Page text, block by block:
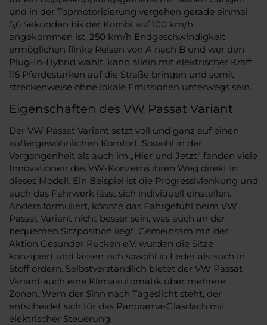
und in der Topmotorisierung vergehen gerade einmal
5,6 Sekunden bis der Kombi auf 100 km/h
angekommen ist. 250 km/h Endgeschwindigkeit
ermöglichen flinke Reisen von A nach B und wer den
Plug-In-Hybrid wählt, kann allein mit elektrischer Kraft
115 Pferdestärken auf die Straße bringen und somit
streckenweise ohne lokale Emissionen unterwegs sein.
Eigenschaften des VW Passat Variant
Der VW Passat Variant setzt voll und ganz auf einen
außergewöhnlichen Komfort. Sowohl in der
Vergangenheit als auch im „Hier und Jetzt“ fanden viele
Innovationen des VW-Konzerns ihren Weg direkt in
dieses Modell. Ein Beispiel ist die Progressivlenkung und
auch das Fahrwerk lässt sich individuell einstellen.
Anders formuliert, könnte das Fahrgefühl beim VW
Passat Variant nicht besser sein, was auch an der
bequemen Sitzposition liegt. Gemeinsam mit der
Aktion Gesunder Rücken e.V. wurden die Sitze
konzipiert und lassen sich sowohl in Leder als auch in
Stoff ordern. Selbstverständlich bietet der VW Passat
Variant auch eine Klimaautomatik über mehrere
Zonen. Wem der Sinn nach Tageslicht steht, der
entscheidet sich für das Panorama-Glasdach mit
elektrischer Steuerung.